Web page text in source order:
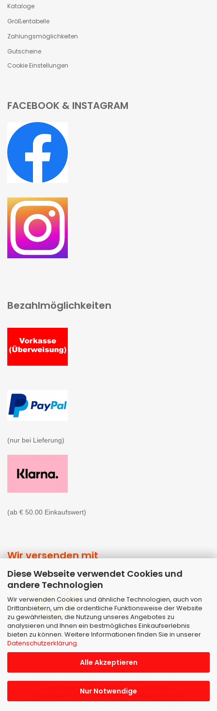
Diese Webseite verwendet Cookies und
andere Technologien
Wir verwenden Cookies und ähnliche Technologien, auch von
Drittanbietern, um die ordentliche Funktionsweise der Website
zu gewährleisten, die Nutzung unseres Angebotes zu
analysieren und Ihnen ein bestmögliches Einkaufserlebnis
bieten zu können. Weitere Informationen finden Sie in unserer
Datenschutzerklärung.
Alle Akzeptieren
Nur Notwendige
Kataloge
Größentabelle
Zahlungsmöglichkeiten
Gutscheine
Cookie Einstellungen
FACEBOOK & INSTAGRAM
Bezahlmöglichkeiten
(nur bei Lieferung)
(ab € 50.00 Einkaufswert)
Wir versenden mit
Shopsoftwareby Gambio.de © 2026 | Template vonJungCreative.
Alle Preise inkl. MwSt. & zzgl. Versandkosten
Alle Markennamen, Warenzeichen sowie sämtliche
Produktbilder sind Eigentum Ihrer rechtmäßigen Eigentümer